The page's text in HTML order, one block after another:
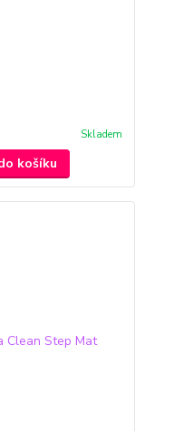
Skladem
košíku